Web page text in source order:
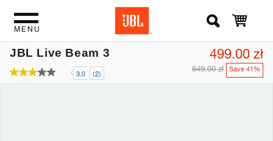
MENU
JBL Live Beam 3
3.0 (2)
499.00 zł
849.00 zł Save 41%